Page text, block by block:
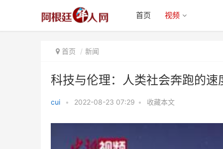
首页 视频
首页 新闻
科技与伦理：人类社会奔跑的速
cui • 2022-08-23 07:29 • 收藏本文